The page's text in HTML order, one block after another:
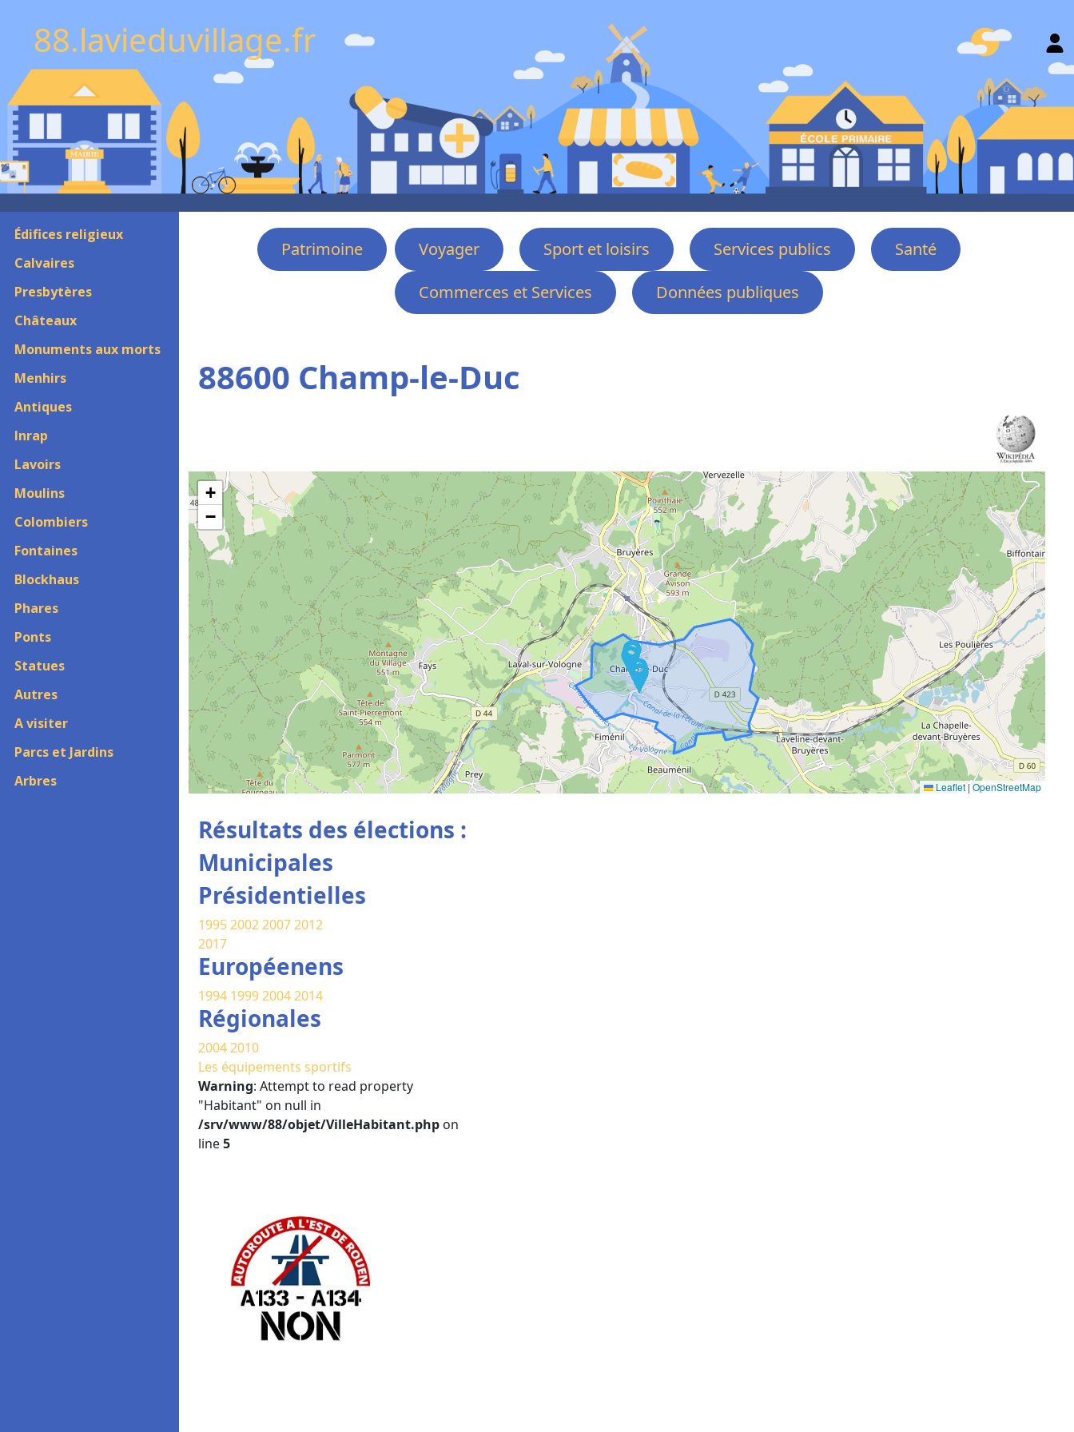
88.lavieduvillage.fr
Édifices religieux
Calvaires
Presbytères
Châteaux
Monuments aux morts
Menhirs
Antiques
Inrap
Lavoirs
Moulins
Colombiers
Fontaines
Blockhaus
Phares
Ponts
Statues
Autres
A visiter
Parcs et Jardins
Arbres
Patrimoine Voyager Sport et loisirs Services publics
Santé
Commerces et Services
Données publiques
88600 Champ-le-Duc
+
−
Leaflet | OpenStreetMap
Résultats des élections :
Municipales
Présidentielles
1995200220072012
2017
Européenens
1994 199920042014
Régionales
20042010
Les équipements sportifs
Warning: Attempt to read property
"Habitant" on null in
/srv/www/88/objet/VilleHabitant.php on
line5